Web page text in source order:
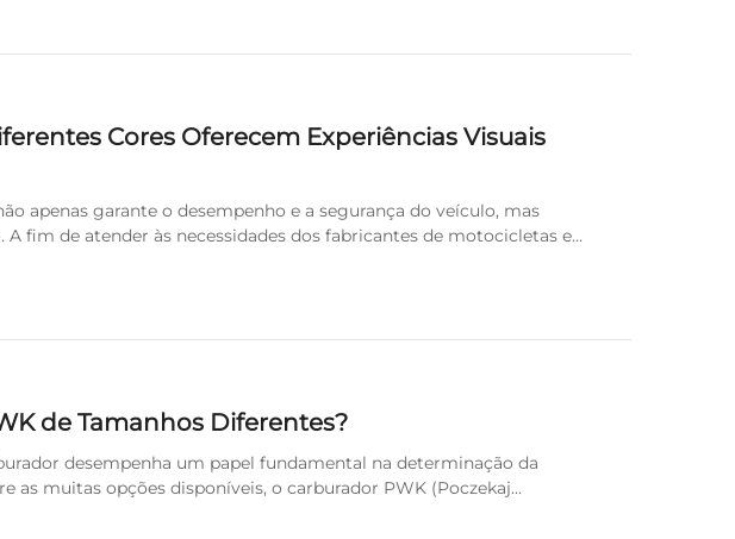
Cores Oferecem Experiências Visuais
apenas garante o desempenho e a segurança do veículo, mas
fim de atender às necessidades dos fabricantes de motocicletas e
de Tamanhos Diferentes?
desempenha um papel fundamental na determinação da
as muitas opções disponíveis, o carburador PWK (Poczekaj